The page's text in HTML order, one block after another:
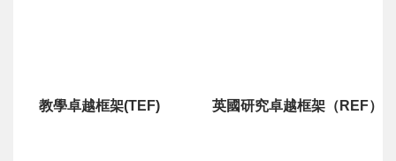
教學卓越框架(TEF) 英國研究卓越框架（REF）